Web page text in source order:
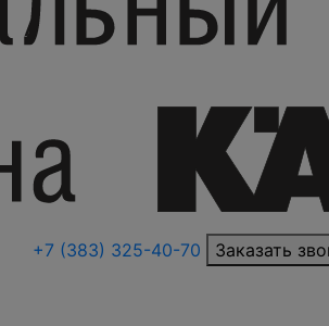
+7 (383) 325-40-70 Заказать